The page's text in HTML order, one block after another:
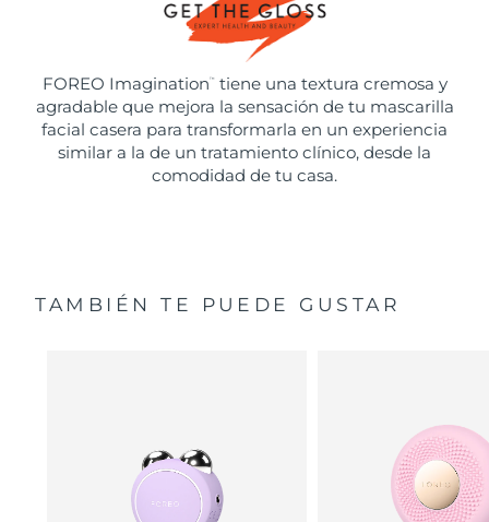
FOREO Imagination ™
tiene una textura cremosa y
agradable que mejora la sensación de tu mascarilla
facial casera para transformarla en un experiencia
similar a la de un tratamiento clínico, desde la
comodidad de tu casa.
TAMBIÉN TE PUEDE GUSTAR